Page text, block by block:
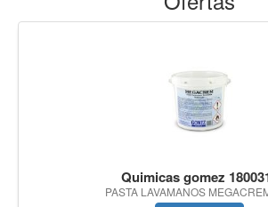
Quimicas gomez
PASTA LAVAMANOS